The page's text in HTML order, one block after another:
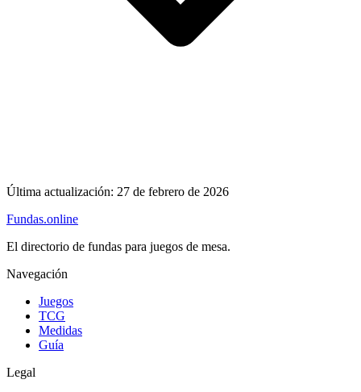
Última actualización: 27 de febrero de 2026
Fundas.online
El directorio de fundas para juegos de mesa.
Navegación
Juegos
TCG
Medidas
Guía
Legal